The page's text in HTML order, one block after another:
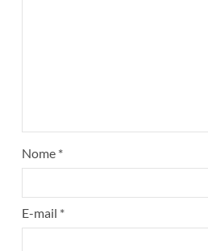
Nome *
E-mail *